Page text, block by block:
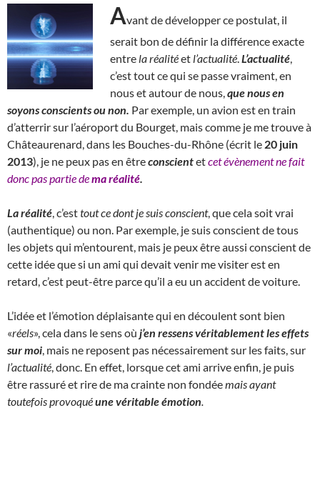
Avant de développer ce postulat, il
serait bon de définir la différence exacte
entre laréalitéet l’actualité L’actualité
c’est tout ce qui se passe vraiment, en
nous et autour de nous, que nous en
soyons conscients ou non. Par exemple, un avion est en train
d’atterrir sur l’aéroport du Bourget, mais comme je me trouve à
Châteaurenard, dans les Bouches-du-Rhône (écrit le 20 juin
2013), je ne peux pas en êtreconscientetcet évènement ne fait
donc pas partie dema réalité
La réalité , c’esttout ce dont je suis conscient, que cela soit vrai
(authentique) ou non. Par exemple, je suis conscient de tous
les objets qui m’entourent, mais je peux être aussi conscient de
cette idée que si un ami qui devait venir me visiter est en
retard, c’est peut-être parce qu’il a eu un accident de voiture.
L’idée et l’émotion déplaisante qui en découlent sont bien
«réels», cela dans le sens où j’en ressens véritablement les effets
sur moi , mais ne reposent pas nécessairement sur les faits, sur
l’actualité , donc. En effet, lorsque cet ami arrive enfin, je puis
être rassuré et rire de ma crainte non fondéemais ayant
toutefois provoquéunevéritableémotion